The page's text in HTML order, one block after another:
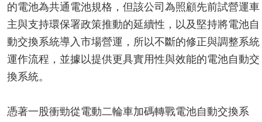
的電池為共通電池規格，但該公司為照顧先前試營運車
主與支持環保署政策推動的延續性，以及堅持將電池自
動交換系統導入市場營運，所以不斷的修正與調整系統
運作流程，並據以提供更具實用性與效能的電池自動交
換系統。
憑著一股衝勁從電動二輪車加碼轉戰電池自動交換系